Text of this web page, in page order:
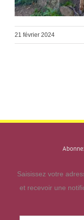
21 février 2024
Saisissez votre
et recevoir une